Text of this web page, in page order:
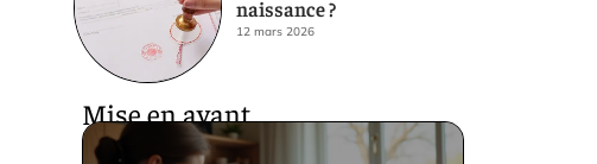
naissance ?
12 mars 2026
Mise en avant